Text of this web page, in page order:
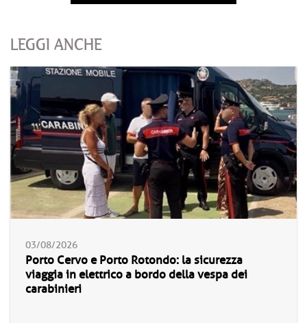
LEGGI ANCHE
03/08/2026
Porto Cervo e Porto Rotondo: la sicurezza
viaggia in elettrico a bordo della vespa dei
carabinieri